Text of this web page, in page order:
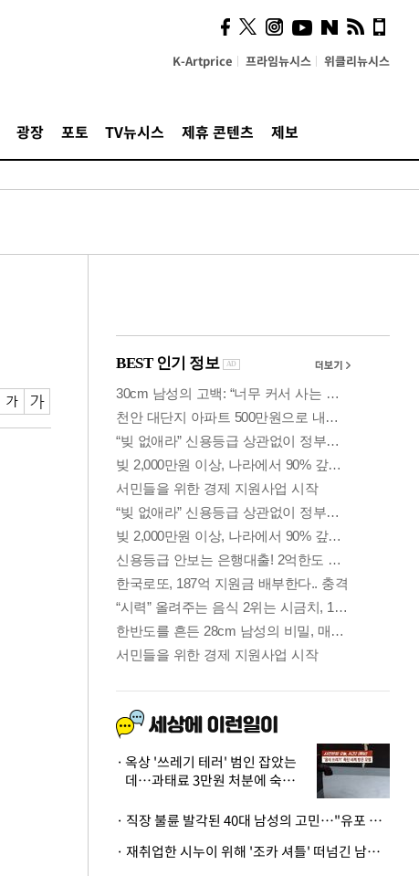
K-Artprice 프라임뉴시스 위클리뉴시스
광장 포토 TV뉴시스 제휴 콘텐츠 제보
시, 스마트폰 액세서리에
NFC 더했다
옥상 '쓰레기 테러' 범인 잡았는
데…과태료 3만원 처분에 숙박업
· 직장 불륜 발각된 40대 남성의 고민…"유포 동료 명예훼손·협박죄 고소 가능할까"
· 재취업한 시누이 위해 '조카 셔틀' 떠넘긴 남편…아내 "난 못한다"